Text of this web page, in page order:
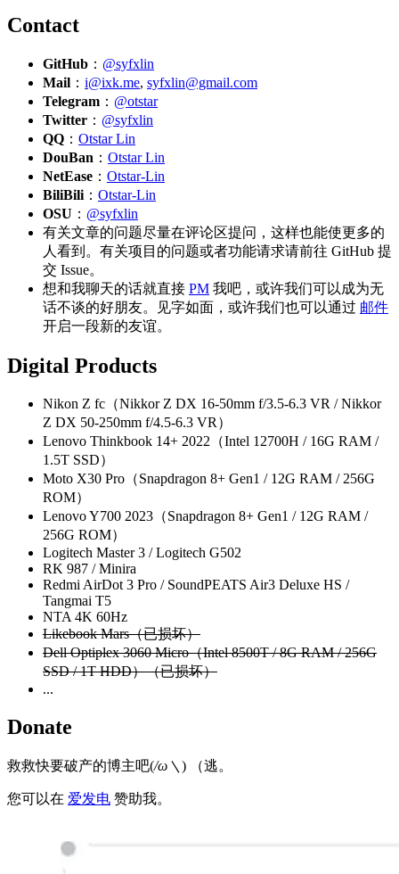
Contact
GitHub ： @syfxlin
Mail ： i@ixk.me, syfxlin@gmail.com
Telegram ： @otstar
Twitter ： @syfxlin
QQ ： Otstar Lin
DouBan ： Otstar Lin
NetEase ： Otstar-Lin
BiliBili ： Otstar-Lin
OSU ： @syfxlin
有关文章的问题尽量在评论区提问，这样也能使更多的
人看到。有关项目的问题或者功能请求请前往 GitHub 提
交 Issue。
想和我聊天的话就直接 PM 我吧，或许我们可以成为无
话不谈的好朋友。见字如面，或许我们也可以通过 邮件
开启一段新的友谊。
Digital Products
Nikon Z fc（Nikkor Z DX 16-50mm f/3.5-6.3 VR / Nikkor
Z DX 50-250mm f/4.5-6.3 VR）
Lenovo Thinkbook 14+ 2022（Intel 12700H / 16G RAM /
1.5T SSD）
Moto X30 Pro（Snapdragon 8+ Gen1 / 12G RAM / 256G
ROM）
Lenovo Y700 2023（Snapdragon 8+ Gen1 / 12G RAM /
256G ROM）
Logitech Master 3 / Logitech G502
RK 987 / Minira
Redmi AirDot 3 Pro / SoundPEATS Air3 Deluxe HS /
Tangmai T5
NTA 4K 60Hz
Likebook Mars（已损坏）
Dell Optiplex 3060 Micro（Intel 8500T / 8G RAM / 256G
SSD / 1T HDD）（已损坏）
...
Donate
救救快要破产的博主吧(/ω＼ ) （逃。
您可以在 爱发电 赞助我。